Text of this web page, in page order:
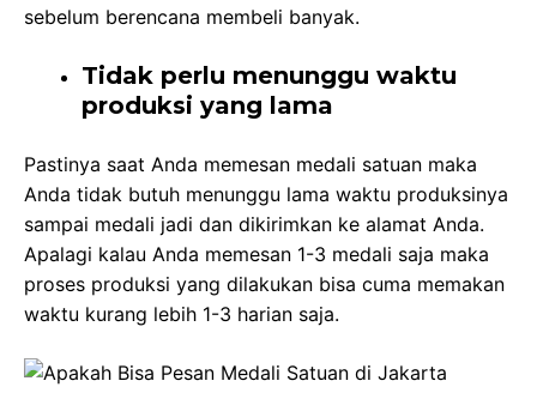
sebelum berencana membeli banyak.
Tidak perlu menunggu waktu
produksi yang lama
Pastinya saat Anda memesan medali satuan maka
Anda tidak butuh menunggu lama waktu produksinya
sampai medali jadi dan dikirimkan ke alamat Anda.
Apalagi kalau Anda memesan 1-3 medali saja maka
proses produksi yang dilakukan bisa cuma memakan
waktu kurang lebih 1-3 harian saja.